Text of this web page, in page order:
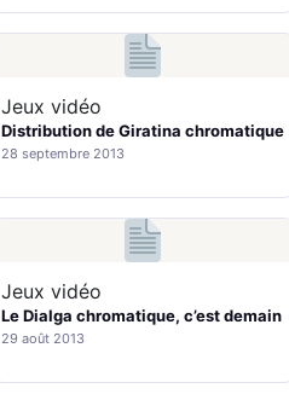
Jeux vidéo
Distribution de Giratina chromatique
28 septembre 2013
Jeux vidéo
Le Dialga chromatique, c’est demain
29 août 2013